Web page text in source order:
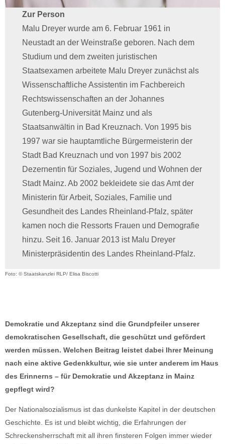
Zur Person
Malu Dreyer wurde am 6. Februar 1961 in
Neustadt an der Weinstraße geboren. Nach dem
Studium und dem zweiten juristischen
Staatsexamen arbeitete Malu Dreyer zunächst als
Wissenschaftliche Assistentin im Fachbereich
Rechtswissenschaften an der Johannes
Gutenberg-Universität Mainz und als
Staatsanwältin in Bad Kreuznach. Von 1995 bis
1997 war sie hauptamtliche Bürgermeisterin der
Stadt Bad Kreuznach und von 1997 bis 2002
Dezernentin für Soziales, Jugend und Wohnen der
Stadt Mainz. Ab 2002 bekleidete sie das Amt der
Ministerin für Arbeit, Soziales, Familie und
Gesundheit des Landes Rheinland-Pfalz, später
kamen noch die Ressorts Frauen und Demografie
hinzu. Seit 16. Januar 2013 ist Malu Dreyer
Ministerpräsidentin des Landes Rheinland-Pfalz.
Foto: © Staatskanzlei RLP/ Elisa Biscotti
Demokratie und Akzeptanz sind die Grundpfeiler unserer
demokratischen Gesellschaft, die geschützt und gefördert
werden müssen. Welchen Beitrag leistet dabei Ihrer Meinung
nach eine aktive Gedenkkultur, wie sie unter anderem im Haus
des Erinnerns – für Demokratie und Akzeptanz in Mainz
gepflegt wird?
Der Nationalsozialismus ist das dunkelste Kapitel in der deutschen
Geschichte. Es ist und bleibt wichtig, die Erfahrungen der
Schreckensherrschaft mit all ihren finsteren Folgen immer wieder